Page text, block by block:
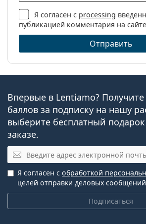
Я согласен с processing
публикацией комментария на сайте
Отправить
Впервые в Lentiamo?
баллов за подписку на нашу
выберите бесплатный
заказе.
Эл. почта
Подписаться
Я согласен с обработкой
целей отправки деловых сообщений